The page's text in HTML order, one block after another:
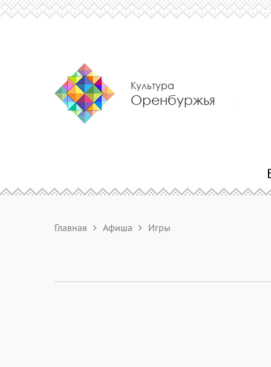
Культура
Оренбуржья
Главная Афиша Игры